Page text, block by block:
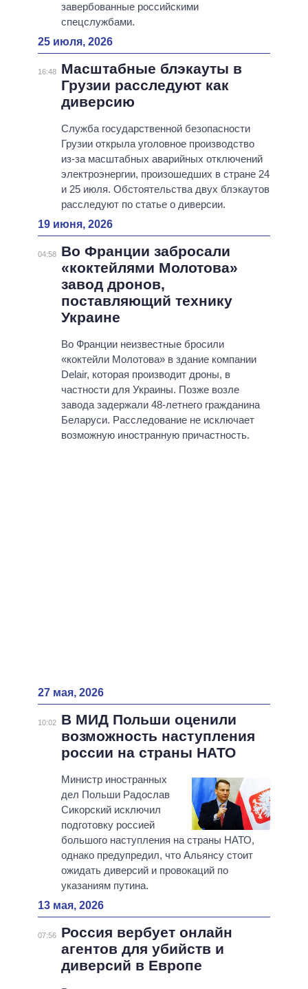
завербованные российскими
спецслужбами.
25 июля, 2026
16:48
Масштабные блэкауты в
Грузии расследуют как
диверсию
Служба государственной безопасности
Грузии открыла уголовное производство
из-за масштабных аварийных отключений
электроэнергии, произошедших в стране 24
и 25 июля. Обстоятельства двух блэкаутов
расследуют по статье о диверсии.
19 июня, 2026
04:58
Во Франции забросали
«коктейлями Молотова»
завод дронов,
поставляющий технику
Украине
Во Франции неизвестные бросили
«коктейли Молотова» в здание компании
Delair, которая производит дроны, в
частности для Украины. Позже возле
завода задержали 48-летнего гражданина
Беларуси. Расследование не исключает
возможную иностранную причастность.
27 мая, 2026
10:02
В МИД Польши оценили
возможность наступления
россии на страны НАТО
Министр иностранных
дел Польши Радослав
Сикорский исключил
подготовку россией
большого наступления на страны НАТО,
однако предупредил, что Альянсу стоит
ожидать диверсий и провокаций по
указаниям путина.
13 мая, 2026
07:56
Россия вербует онлайн
агентов для убийств и
диверсий в Европе